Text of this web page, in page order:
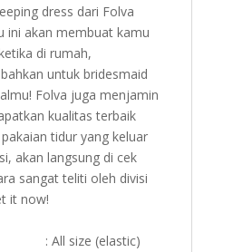
dress dari Folva
ini akan membuat kamu
di rumah,
untuk bridesmaid
Folva juga menjamin
kualitas terbaik
tidur yang keluar
akan langsung di cek
sangat teliti oleh divisi
it now!
(elastic)